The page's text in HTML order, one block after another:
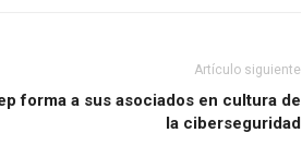
Artículo siguiente
forma a sus asociados en cultura de
la ciberseguridad